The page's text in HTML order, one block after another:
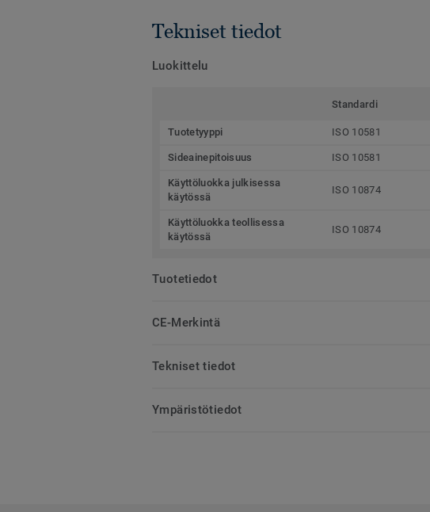
Tekniset tiedot
Luokittelu
Standardi
Tuotetyyppi ISO 10581
Sideainepitoisuus ISO 10581
Käyttöluokka julkisessa
käytössä
ISO 10874
Käyttöluokka teollisessa
käytössä
ISO 10874
Tuotetiedot
CE-Merkintä
Tekniset tiedot
Ympäristötiedot